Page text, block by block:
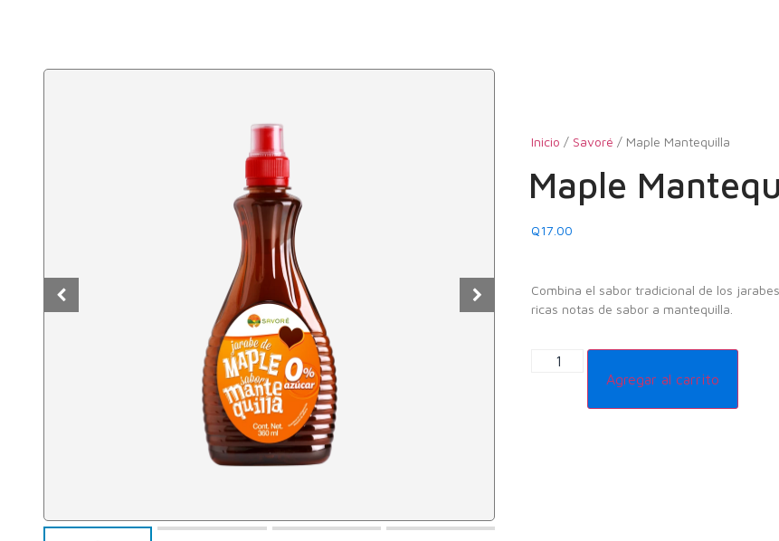
Inicio / Savoré / Maple Mantequilla
Maple
Q17.00
Combina el sabor tradicional de los
ricas notas de sabor a mantequilla.
Agregar al carrito